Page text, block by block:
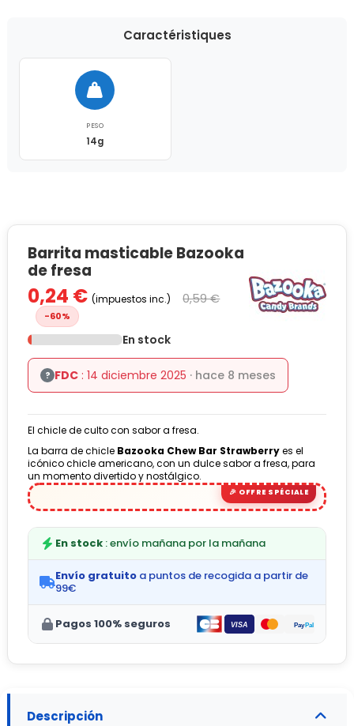
Caractéristiques
PESO
14g
Barrita masticable Bazooka
de fresa
0,24 € (impuestos inc.) 0,59 €
-60%
En stock
? FDC : 14 diciembre 2025 · hace 8 meses
El chicle de culto con sabor a fresa.
La barra de chicle Bazooka Chew Bar Strawberryes el
icónico chicle americano, con un dulce sabor a fresa, para
un momento divertido y nostálgico.
En stock : envío mañana por la mañana
Envío gratuito a puntos de recogida a partir de
99€
Pagos 100% seguros
Descripción